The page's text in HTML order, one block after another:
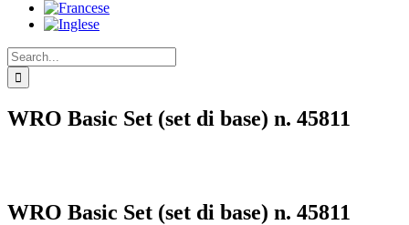
Search
for:
WRO Basic Set (set di base) n. 45811
WRO Basic Set (set di base) n. 45811